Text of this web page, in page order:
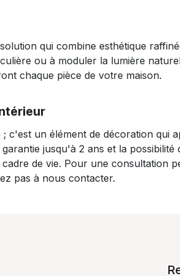
qui combine esthétique
ou à moduler la lumière
chaque pièce de votre maison.
c'est un élément de décoration qui
jusqu'à 2 ans et la possibilité
de vie. Pour une consultation
pas à nous contacter.